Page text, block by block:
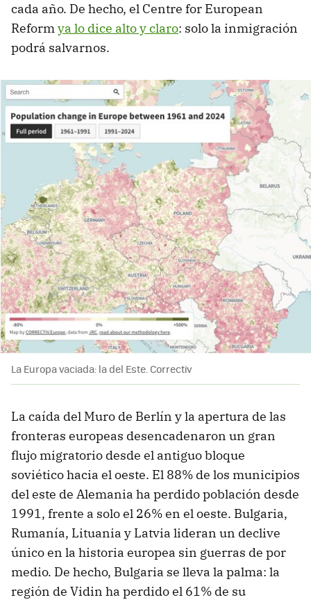
cada año. De hecho, el Centre for European
Reformya lo dice alto y claro: solo la inmigración
podrá salvarnos.
La Europa vaciada: la del Este. Correctiv
La caída del Muro de Berlín y la apertura de las
fronteras europeas desencadenaron un gran
flujo migratorio desde el antiguo bloque
soviético hacia el oeste. El 88% de los municipios
del este de Alemania ha perdido población desde
1991, frente a solo el 26% en el oeste. Bulgaria,
Rumanía, Lituania y Latvia lideran un declive
único en la historia europea sin guerras de por
medio. De hecho, Bulgaria se lleva la palma: la
región de Vidin ha perdido el 61% de su